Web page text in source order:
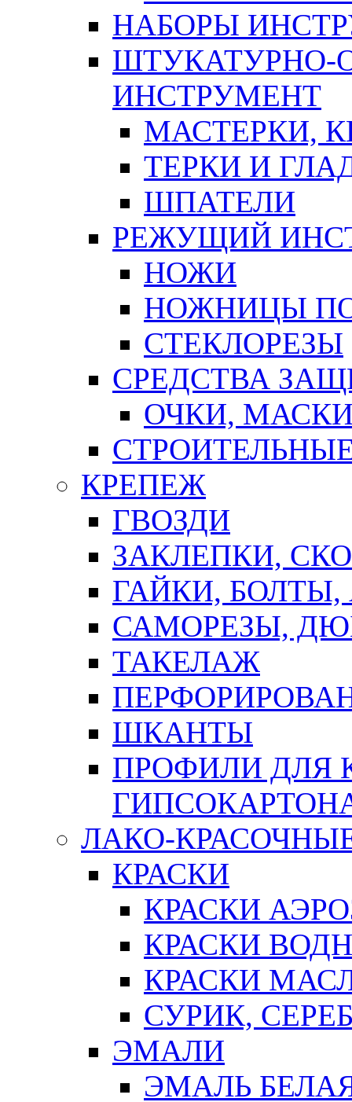
НАБОРЫ
ШТУКАТУРНО-
ИНСТРУМЕНТ
МАСТЕРКИ,
ТЕРКИ И
ШПАТЕЛИ
РЕЖУЩИЙ
НОЖИ
НОЖНИЦЫ
СТЕКЛОРЕЗЫ
СРЕДСТВА
ОЧКИ,
КРЕПЕЖ
ГВОЗДИ
ЗАКЛЕПКИ,
ГАЙКИ,
САМОРЕЗЫ,
ТАКЕЛАЖ
ШКАНТЫ
ПРОФИЛИ ДЛЯ
ЛАКО-
КРАСКИ
КРАСКИ
КРАСКИ
КРАСКИ
СУРИК,
ЭМАЛИ
ЭМАЛЬ